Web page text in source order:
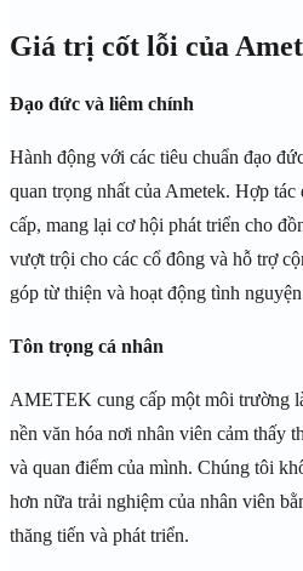
Giá trị cốt lỗi của
Đạo đức và liêm chính
Hành động với các tiêu chuẩn đạo
quan trọng nhất của Ametek. Hợp
cấp, mang lại cơ hội phát triển cho
vượt trội cho các cổ đông và hỗ trợ
góp từ thiện và hoạt động tình
Tôn trọng cá nhân
AMETEK cung cấp một môi trường
nền văn hóa nơi nhân viên cảm thấy
và quan điểm của mình. Chúng tôi
hơn nữa trải nghiệm của nhân viên
thăng tiến và phát triển.